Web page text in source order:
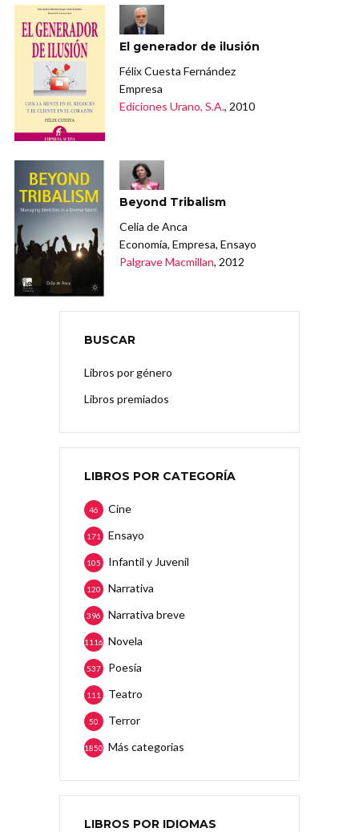
El generador de ilusión
Félix Cuesta Fernández
Empresa
Ediciones Urano, S.A., 2010
Beyond Tribalism
Celia de Anca
Economía, Empresa, Ensayo
Palgrave Macmillan, 2012
BUSCAR
Libros por género
Libros premiados
LIBROS POR CATEGORÍA
Cine
46
Ensayo
171
Infantil y Juvenil
105
Narrativa
120
Narrativa breve
396
Novela
1116
Poesía
537
Teatro
111
Terror
50
Más categorias
1850
LIBROS POR IDIOMAS